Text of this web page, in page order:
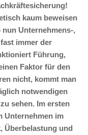
kaum beweisen
Unternehmens-,
immer der
Führung,
Faktor für den
nicht, kommt man
notwendigen
sehen. Im ersten
Unternehmen im
Überbelastung und